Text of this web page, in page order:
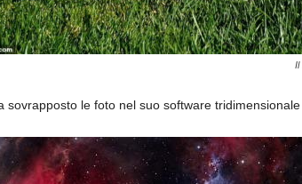
Il
sovrapposto le foto nel suo software